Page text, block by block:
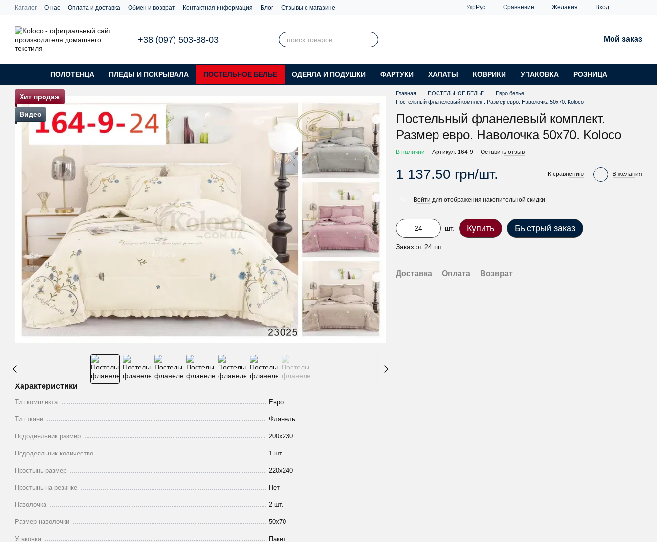
Перейти к основному контенту
Каталог О нас Оплата и доставка Обмен и возврат Контактная информация Блог Отзывы о магазине Укр Рус Сравнение Желания Вход
+38 (097) 503-88-03 Мой заказ
ПОЛОТЕНЦА ПЛЕДЫ И ПОКРЫВАЛА ПОСТЕЛЬНОЕ БЕЛЬЕ ОДЕЯЛА И ПОДУШКИ ФАРТУКИ ХАЛАТЫ КОВРИКИ УПАКОВКА РОЗНИЦА
Хит продаж
Видео
Характеристики
Тип комплекта Евро
Тип ткани Фланель
Пододеяльник размер 200х230
Пододеяльник количество 1 шт.
Простынь размер 220х240
Простынь на резинке Нет
Наволочка 2 шт.
Размер наволочки 50х70
Упаковка Пакет
Главная ПОСТЕЛЬНОЕ БЕЛЬЕ
Евро белье
Постельный фланелевый комплект. Размер евро. Наволочка 50х70. Koloco
Постельный фланелевый комплект.
Размер евро. Наволочка 50х70. Koloco
В наличии Артикул: 164-9 Оставить отзыв
1 137.50 грн/шт. К сравнению В желания
Войти для отображения накопительной скидки
шт. Купить Быстрый заказ
Заказ от 24 шт.
Доставка Оплата Возврат